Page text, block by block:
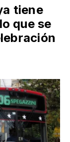
tiene
que se